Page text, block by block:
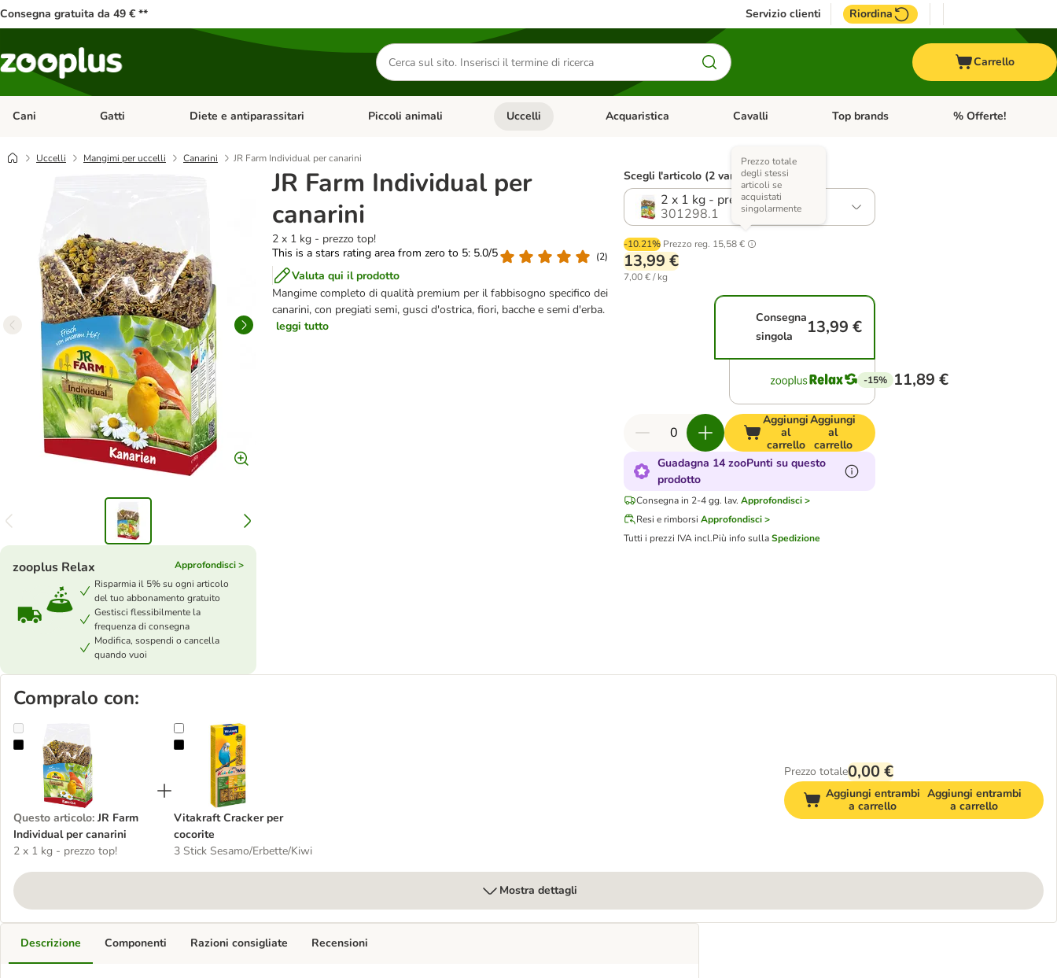
Consegna gratuita da 49 € ** Servizio clienti Riordina
Cerca
prodotti
Carrello
Cani Apri Menu Categoria: Cani
Gatti Apri Menu Categoria: Gatti
Diete e antiparassitari Apri Menu Categoria: Diete e antiparassitari
Piccoli animali Apri Menu Categoria: Piccoli animali
Uccelli Apri Menu Categoria: Uccelli
Acquaristica Apri Menu Categoria: Acquaristica
Cavalli Apri Menu Categoria: Cavalli
Top brands Apri Menu Categoria:
% Offerte!
Uccelli Mangimi per uccelli Canarini JR Farm Individual per canarini
JR Farm Individual per
canarini
2 x 1 kg - prezzo top!
This is a stars rating area from zero to 5: 5.0/5
(2)
Valuta qui il prodotto
Mangime completo di qualità premium per il fabbisogno specifico dei
canarini, con pregiati semi, gusci d'ostrica, fiori, bacche e semi d'erba.
leggi tutto
zooplus Relax
Approfondisci >
Risparmia il 5% su ogni articolo
del tuo abbonamento gratuito
Gestisci flessibilmente la
frequenza di consegna
Modifica, sospendi o cancella
quando vuoi
Scegli l'articolo (2 varianti)
2 x 1 kg - prezzo top!
301298.1
-10.21% Prezzo reg. 15,58 €
Prezzo totale
degli stessi
articoli se
acquistati
singolarmente
13,99 €
7,00 € / kg
Consegna
singola
13,99 €
-15% 11,89 €
Aggiungi
al
carrello
Aggiungi
al
carrello
Guadagna 14 zooPunti su questo
prodotto
Consegna in 2-4 gg. lav. Approfondisci >
Resi e rimborsi Approfondisci >
Tutti i prezzi IVA incl.Più info sullaSpedizione
Compralo con:
JR Farm Individual per canarini
Questo articolo: JR Farm
Individual per canarini
2 x 1 kg - prezzo top!
Vitakraft Cracker per cocorite
Vitakraft Cracker per
cocorite
3 Stick Sesamo/Erbette/Kiwi
Prezzo totale0,00 €
Aggiungi entrambi
a carrello
Aggiungi entrambi
a carrello
Mostra dettagli
Descrizione Componenti Razioni consigliate Recensioni